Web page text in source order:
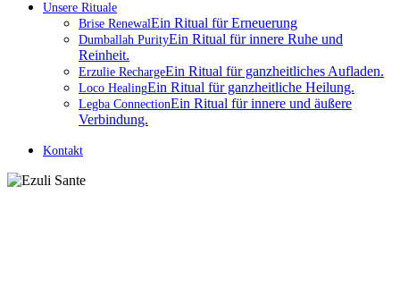
Unsere Rituale
Brise RenewalEin Ritual für Erneuerung
Dumballah PurityEin Ritual für innere Ruhe und
Reinheit.
Erzulie RechargeEin Ritual für ganzheitliches Aufladen.
Loco HealingEin Ritual für ganzheitliche Heilung.
Legba ConnectionEin Ritual für innere und äußere
Verbindung.
Kontakt